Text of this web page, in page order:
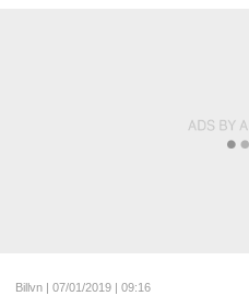
Billvn | 07/01/2019 | 09:16